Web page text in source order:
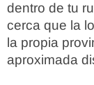
dentro de tu
cerca que la
la propia
aproximada